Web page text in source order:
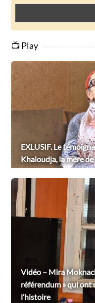
📺 Play
EXLUSIF. Le
Khaloudja, la mère
Vidéo – Mira
référendum » qui ont
l’histoire